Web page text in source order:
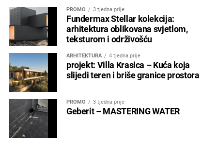
PROMO 3 tjedna prije
Fundermax Stellar kolekcija:
arhitektura oblikovana svjetlom,
teksturom i održivošću
ARHITEKTURA 4 tjedna prije
projekt: Villa Krasica – Kuća koja
slijedi teren i briše granice prostora
PROMO 3 tjedna prije
Geberit – MASTERING WATER